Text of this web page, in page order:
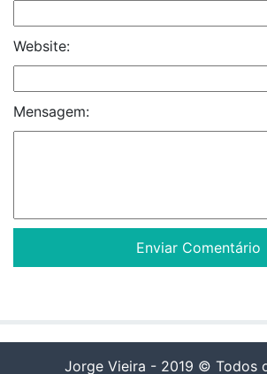
Website:
Mensagem:
Jorge Vieira - 2019 © Todos